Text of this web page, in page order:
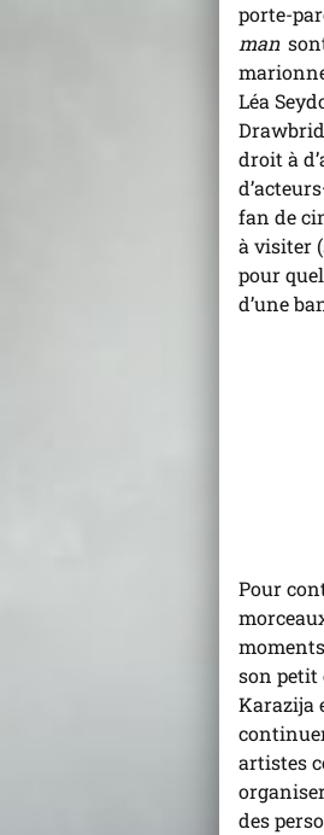
porte-
man
Léa
droit à
fan de
à visiter
pour
d’une
Pour
son petit
Karazija
artistes
des